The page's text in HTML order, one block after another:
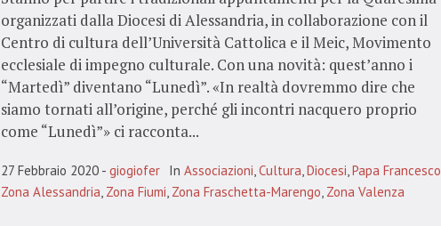
organizzati dalla Diocesi di Alessandria, in collaborazione con il
Centro di cultura dell’Università Cattolica e il Meic, Movimento
ecclesiale di impegno culturale. Con una novità: quest’anno i
“Martedì” diventano “Lunedì”. «In realtà dovremmo dire che
siamo tornati all’origine, perché gli incontri nacquero proprio
come “Lunedì”» ci racconta...
27 Febbraio 2020 giogiofer In Associazioni,Cultura,Diocesi,Papa Francesco
Zona Alessandria, Zona Fiumi, Zona Fraschetta-Marengo, Zona Valenza